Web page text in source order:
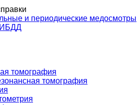
и периодические медосмотры
томография
томография